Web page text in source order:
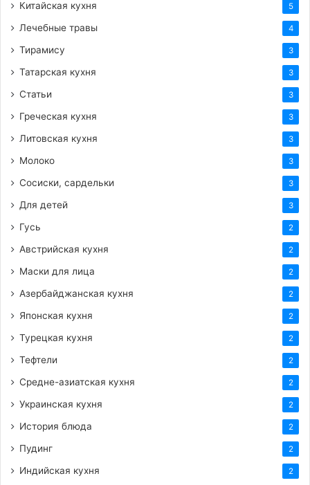
Китайская кухня 5
Лечебные травы 4
Тирамису 3
Татарская кухня 3
Статьи 3
Греческая кухня 3
Литовская кухня 3
Молоко 3
Сосиски, сардельки 3
Для детей 3
Гусь 2
Австрийская кухня 2
Маски для лица 2
Азербайджанская кухня 2
Японская кухня 2
Турецкая кухня 2
Тефтели 2
Средне-азиатская кухня 2
Украинская кухня 2
История блюда 2
Пудинг 2
Индийская кухня 2